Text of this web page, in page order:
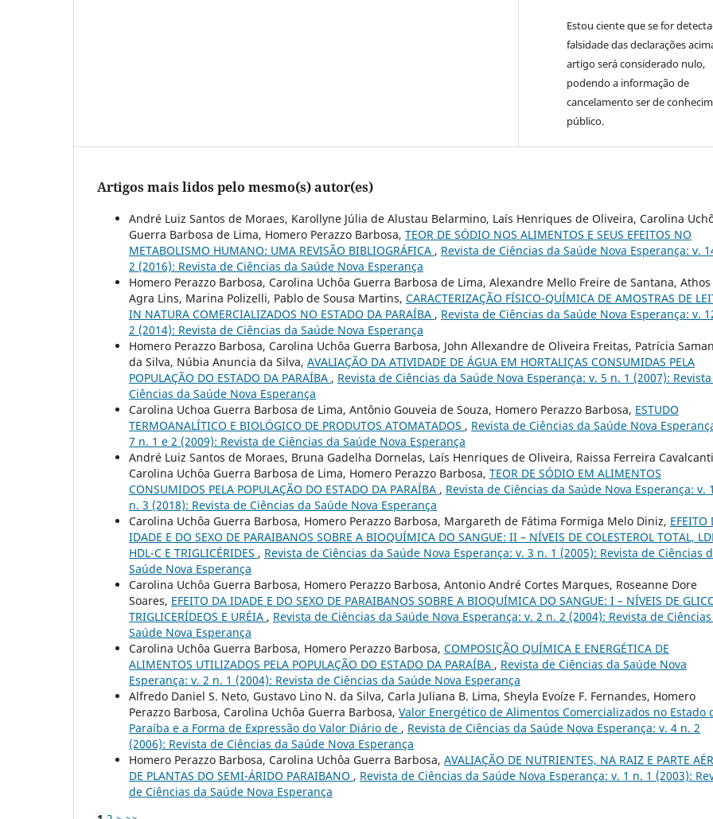
Estou ciente que se for
falsidade das declarações
artigo será considerado nulo,
podendo a informação de
cancelamento ser de
público.
Artigos mais lidos pelo mesmo(s) autor(es)
André Luiz Santos de Moraes, Karollyne Júlia de Alustau Belarmino, Laís Henriques de Oliveira, Carolina
Guerra Barbosa de Lima, Homero Perazzo Barbosa, TEOR DE SÓDIO NOS ALIMENTOS E SEUS EFEITOS NO
METABOLISMO HUMANO: UMA REVISÃO BIBLIOGRÁFICA , Revista de Ciências da Saúde Nova Esperança: v.
2 (2016): Revista de Ciências da Saúde Nova Esperança
Homero Perazzo Barbosa, Carolina Uchôa Guerra Barbosa de Lima, Alexandre Mello Freire de Santana, Athos
Agra Lins, Marina Polizelli, Pablo de Sousa Martins, CARACTERIZAÇÃO FÍSICO-QUÍMICA DE AMOSTRAS DE
IN NATURA COMERCIALIZADOS NO ESTADO DA PARAÍBA , Revista de Ciências da Saúde Nova Esperança: v.
2 (2014): Revista de Ciências da Saúde Nova Esperança
Homero Perazzo Barbosa, Carolina Uchôa Guerra Barbosa, John Allexandre de Oliveira Freitas, Patrícia
da Silva, Núbia Anuncia da Silva, AVALIAÇÃO DA ATIVIDADE DE ÁGUA EM HORTALIÇAS CONSUMIDAS PELA
POPULAÇÃO DO ESTADO DA PARAÍBA , Revista de Ciências da Saúde Nova Esperança: v. 5 n. 1 (2007):
Ciências da Saúde Nova Esperança
Carolina Uchoa Guerra Barbosa de Lima, Antônio Gouveia de Souza, Homero Perazzo Barbosa, ESTUDO
TERMOANALÍTICO E BIOLÓGICO DE PRODUTOS ATOMATADOS , Revista de Ciências da Saúde Nova
7 n. 1 e 2 (2009): Revista de Ciências da Saúde Nova Esperança
André Luiz Santos de Moraes, Bruna Gadelha Dornelas, Laís Henriques de Oliveira, Raissa Ferreira
Carolina Uchôa Guerra Barbosa de Lima, Homero Perazzo Barbosa, TEOR DE SÓDIO EM ALIMENTOS
CONSUMIDOS PELA POPULAÇÃO DO ESTADO DA PARAÍBA , Revista de Ciências da Saúde Nova Esperança: v.
n. 3 (2018): Revista de Ciências da Saúde Nova Esperança
Carolina Uchôa Guerra Barbosa, Homero Perazzo Barbosa, Margareth de Fátima Formiga Melo Diniz, EFEITO
IDADE E DO SEXO DE PARAIBANOS SOBRE A BIOQUÍMICA DO SANGUE: II – NÍVEIS DE COLESTEROL TOTAL,
HDL-C E TRIGLICÉRIDES , Revista de Ciências da Saúde Nova Esperança: v. 3 n. 1 (2005): Revista de Ciências
Saúde Nova Esperança
Carolina Uchôa Guerra Barbosa, Homero Perazzo Barbosa, Antonio André Cortes Marques, Roseanne Dore
Soares, EFEITO DA IDADE E DO SEXO DE PARAIBANOS SOBRE A BIOQUÍMICA DO SANGUE: I – NÍVEIS DE
TRIGLICERÍDEOS E URÉIA , Revista de Ciências da Saúde Nova Esperança: v. 2 n. 2 (2004): Revista de
Saúde Nova Esperança
Carolina Uchôa Guerra Barbosa, Homero Perazzo Barbosa, COMPOSIÇÃO QUÍMICA E ENERGÉTICA DE
ALIMENTOS UTILIZADOS PELA POPULAÇÃO DO ESTADO DA PARAÍBA , Revista de Ciências da Saúde Nova
Esperança: v. 2 n. 1 (2004): Revista de Ciências da Saúde Nova Esperança
Alfredo Daniel S. Neto, Gustavo Lino N. da Silva, Carla Juliana B. Lima, Sheyla Evoíze F. Fernandes, Homero
Perazzo Barbosa, Carolina Uchôa Guerra Barbosa, Valor Energético de Alimentos Comercializados no Estado
Paraíba e a Forma de Expressão do Valor Diário de , Revista de Ciências da Saúde Nova Esperança: v. 4 n. 2
(2006): Revista de Ciências da Saúde Nova Esperança
Homero Perazzo Barbosa, Carolina Uchôa Guerra Barbosa, AVALIAÇÃO DE NUTRIENTES, NA RAIZ E PARTE
DE PLANTAS DO SEMI-ÁRIDO PARAIBANO , Revista de Ciências da Saúde Nova Esperança: v. 1 n. 1 (2003):
de Ciências da Saúde Nova Esperança